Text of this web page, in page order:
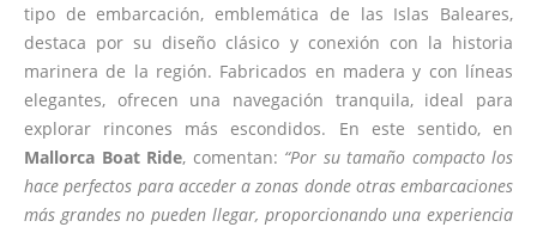
tipo de embarcación, emblemática de las Islas Baleares,
destaca por su diseño clásico y conexión con la historia
marinera de la región. Fabricados en madera y con líneas
elegantes, ofrecen una navegación tranquila, ideal para
explorar rincones más escondidos. En este sentido, en
Mallorca Boat Ride, comentan: “Por su tamaño compacto los
hace perfectos para acceder a zonas donde otras embarcaciones
más grandes no pueden llegar, proporcionando una experiencia